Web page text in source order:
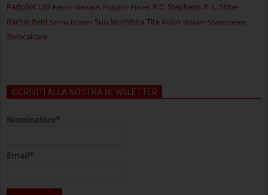
Padpilot Ltd Petros Markaris Polyglot Planet R.C. Stephens R. L. Stine
Rachel Reid Sarina Bowen Suu Morishita Tite Kubo William Shakespeare
Zerocalcare
ISCRIVITI ALLA NOSTRA NEWSLETTER
Nominativo*
Email*